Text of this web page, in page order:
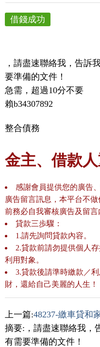
借錢成功
，請盡速聯絡我，告訴
要準備的文件！
急需，超過10分不要
賴b34307892
整合債務
金主、借款人
感謝會員提供您的廣告
廣告留言訊息，本平台不
前務必自我審核廣告及留言
貸款三歩驟：
1.請先詢問貸款內容。
2.貸款前請勿提供個人
利用對象。
3.貸款後請準時繳款／
財，還給自己美麗的人生！
上一篇:48237-繳車貸和
摘要:，請盡速聯絡我，
有需要準備的文件！